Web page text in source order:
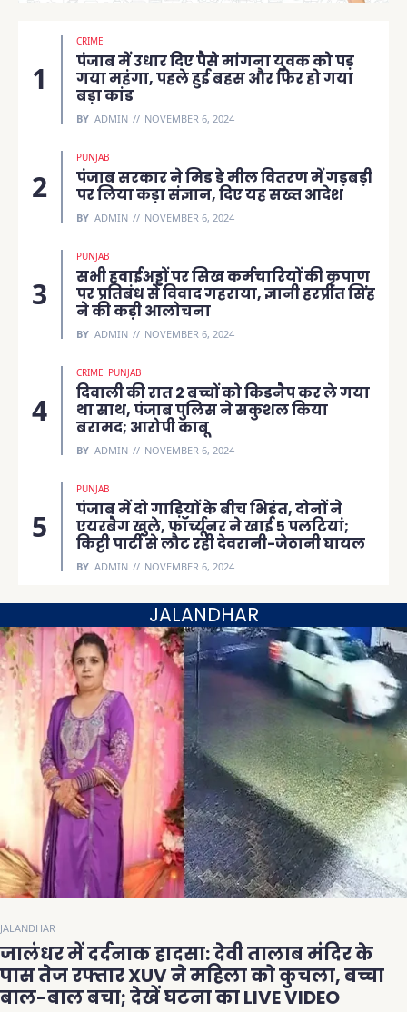
CRIME
पंजाब में उधार दिए पैसे मांगना युवक को पड़
गया महंगा, पहले हुई बहस और फिर हो गया
बड़ा कांड
BY ADMIN NOVEMBER 6, 2024
PUNJAB
पंजाब सरकार ने मिड डे मील वितरण में गड़बड़ी
पर लिया कड़ा संज्ञान, दिए यह सख्त आदेश
BY ADMIN NOVEMBER 6, 2024
PUNJAB
सभी हवाईअड्डों पर सिख कर्मचारियों की कृपाण
पर प्रतिबंध से विवाद गहराया, ज्ञानी हरप्रीत सिंह
ने की कड़ी आलोचना
BY ADMIN NOVEMBER 6, 2024
CRIME PUNJAB
दिवाली की रात 2 बच्चों को किडनैप कर ले गया
था साथ, पंजाब पुलिस ने सकुशल किया
बरामद; आरोपी काबू
BY ADMIN NOVEMBER 6, 2024
PUNJAB
पंजाब में दो गाड़ियों के बीच भिड़ंत, दोनों ने
एयरबैग खुले, फॉर्च्यूनर ने खाई 5 पलटियां;
किट्टी पार्टी से लौट रही देवरानी-जेठानी घायल
BY ADMIN NOVEMBER 6, 2024
JALANDHAR
JALANDHAR
जालंधर में दर्दनाक हादसा: देवी तालाब मंदिर के
पास तेज रफ्तार XUV ने महिला को कुचला, बच्चा
बाल-बाल बचा; देखें घटना का LIVE VIDEO